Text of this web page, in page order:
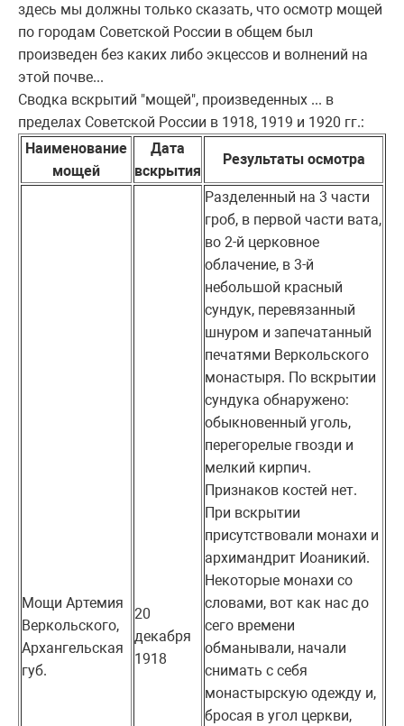
здесь мы должны только сказать, что осмотр мощей
по городам Советской России в общем был
произведен без каких либо экцессов и волнений на
этой почве...
Сводка вскрытий "мощей", произведенных ... в
пределах Советской России в 1918, 1919 и 1920 гг.:
Наименование
мощей
Дата
вскрытия
Результаты осмотра
Мощи Артемия
Веркольского,
Архангельская
губ.
20
декабря
1918
Разделенный на 3 части
гроб, в первой части вата,
во 2-й церковное
облачение, в 3-й
небольшой красный
сундук, перевязанный
шнуром и запечатанный
печатями Веркольского
монастыря. По вскрытии
сундука обнаружено:
обыкновенный уголь,
перегорелые гвозди и
мелкий кирпич.
Признаков костей нет.
При вскрытии
присутствовали монахи и
архимандрит Иоаникий.
Некоторые монахи со
словами, вот как нас до
сего времени
обманывали, начали
снимать с себя
монастырскую одежду и,
бросая в угол церкви,